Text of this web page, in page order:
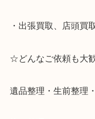
「フォレスタ」の